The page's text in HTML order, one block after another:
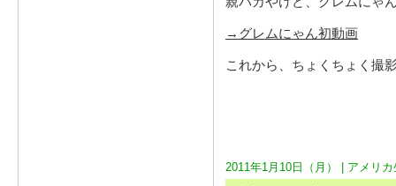
→グレムにゃん初動画
これから、ちょくちょく撮
2011年1月10日（月） | アメリカ